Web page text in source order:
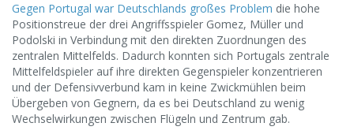
Gegen Portugal war Deutschlands großes Problem die hohe
Positionstreue der drei Angriffsspieler Gomez, Müller und
Podolski in Verbindung mit den direkten Zuordnungen des
zentralen Mittelfelds. Dadurch konnten sich Portugals zentrale
Mittelfeldspieler auf ihre direkten Gegenspieler konzentrieren
und der Defensivverbund kam in keine Zwickmühlen beim
Übergeben von Gegnern, da es bei Deutschland zu wenig
Wechselwirkungen zwischen Flügeln und Zentrum gab.